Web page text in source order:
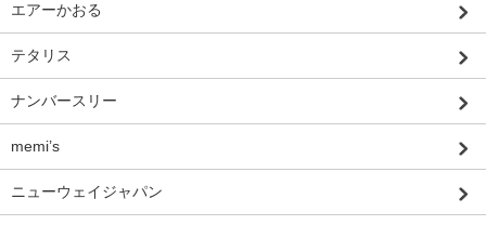
エアーかおる
テタリス
ナンバースリー
memi’s
ニューウェイジャパン